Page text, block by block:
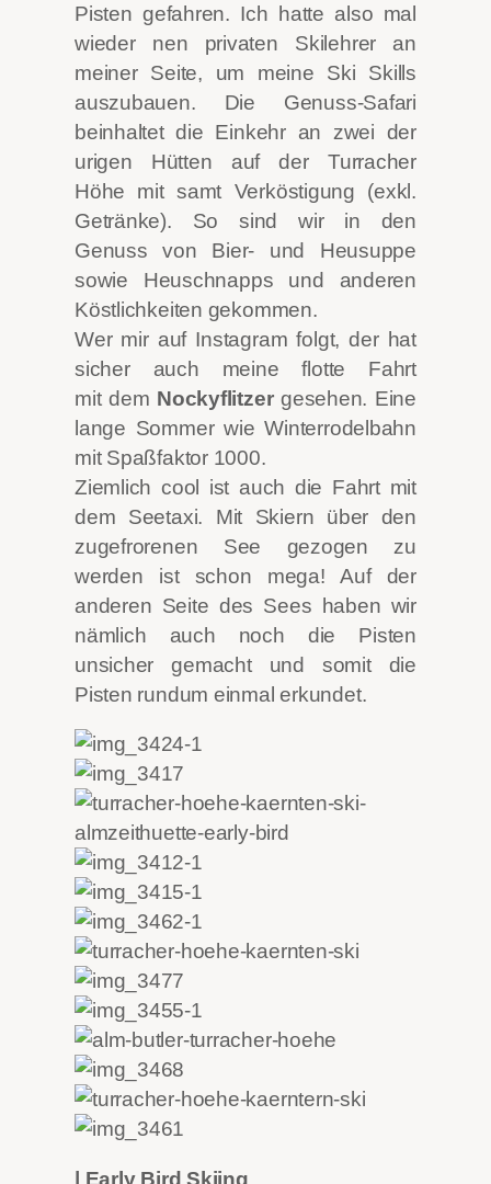
Pisten gefahren. Ich hatte also mal
wieder nen privaten Skilehrer an
meiner Seite, um meine Ski Skills
auszubauen. Die Genuss-Safari
beinhaltet die Einkehr an zwei der
urigen Hütten auf der Turracher
Höhe mit samt Verköstigung (exkl.
Getränke). So sind wir in den
Genuss von Bier- und Heusuppe
sowie Heuschnapps und anderen
Köstlichkeiten gekommen.
Wer mir auf Instagram folgt, der hat
sicher auch meine flotte Fahrt
mit dem Nockyflitzergesehen. Eine
lange Sommer wie Winterrodelbahn
mit Spaßfaktor 1000.
Ziemlich cool ist auch die Fahrt mit
dem Seetaxi. Mit Skiern über den
zugefrorenen See gezogen zu
werden ist schon mega! Auf der
anderen Seite des Sees haben wir
nämlich auch noch die Pisten
unsicher gemacht und somit die
Pisten rundum einmal erkundet.
| Early Bird Skiing